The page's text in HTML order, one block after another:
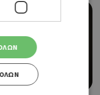
ΕΘΑΛ